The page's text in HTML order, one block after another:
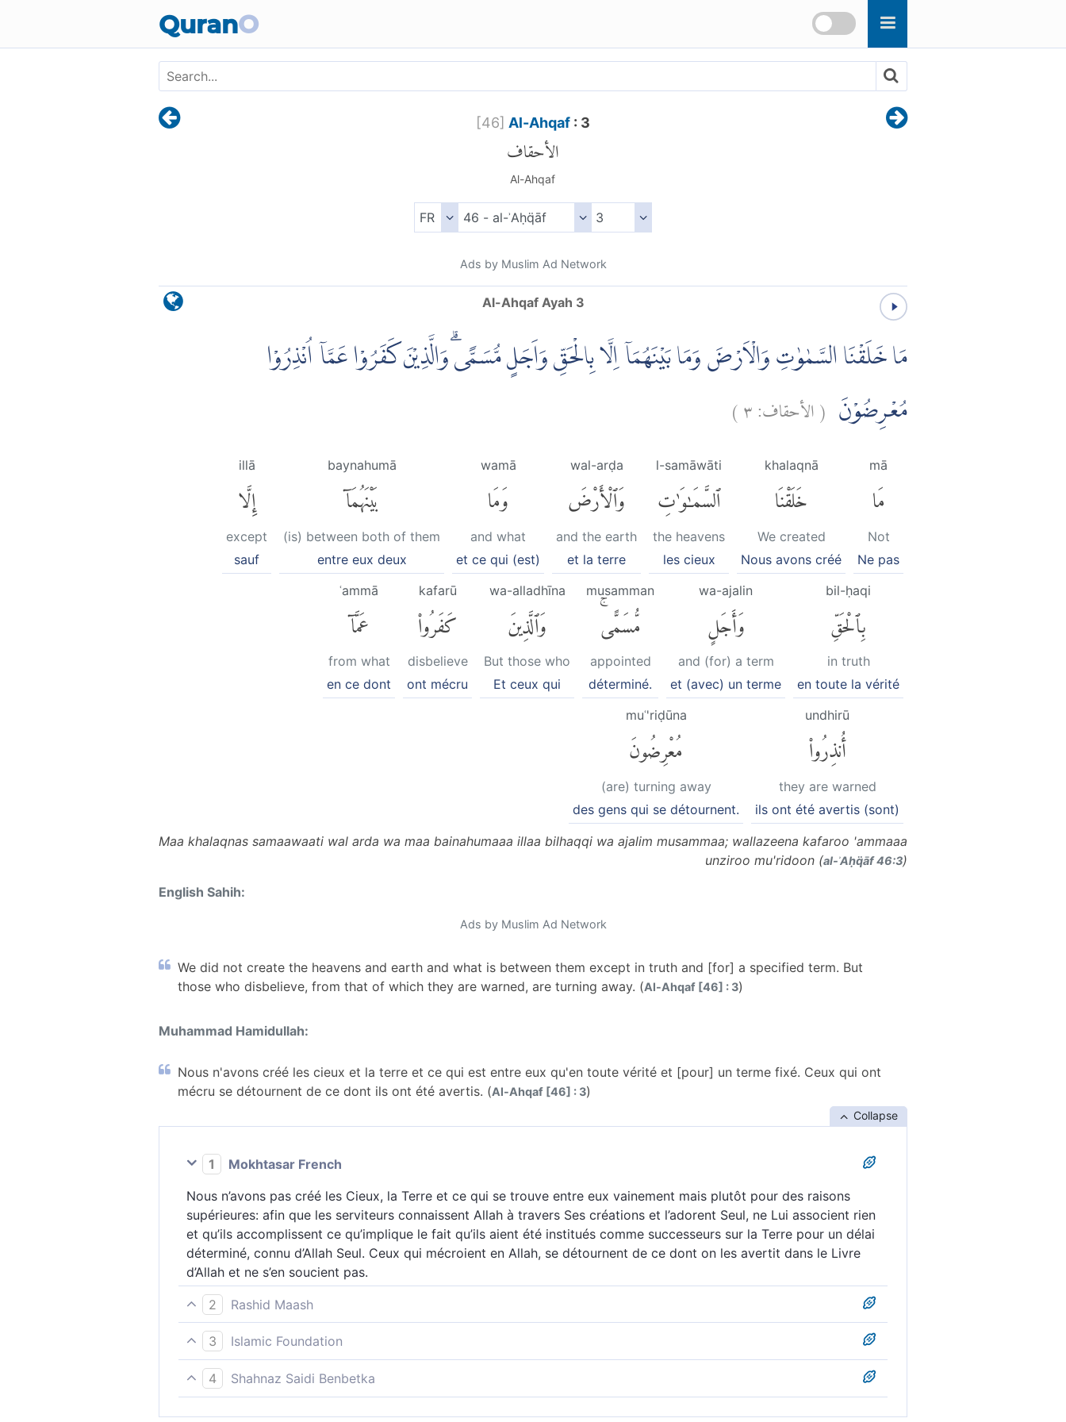
QuranO
[46] Al-Ahqaf: 3
الأحقاف
Al-Ahqaf
Ads by Muslim Ad Network
Al-Ahqaf Ayah 3
مَا خَلَقْنَا السَّمٰوٰتِ وَالْاَرْضَ وَمَا بَيْنَهُمَآ اِلَّا بِالْحَقِّ وَاَجَلٍ مُّسَمًّىۗ وَالَّذِيْنَ كَفَرُوْا عَمَّآ اُنْذِرُوْا
مُعْرِضُوْنَ (الأحقاف:٣)
mā
مَا
Not
Ne pas
khalaqnā
خَلَقْنَا
We created
Nous avons créé
l-samāwāti
ٱلسَّمَٰوَٰتِ
the heavens
les cieux
wal-arḍa
وَٱلْأَرْضَ
and the earth
et la terre
wamā
وَمَا
and what
et ce qui (est)
baynahumā
بَيْنَهُمَآ
(is) between both of them
entre eux deux
illā
إِلَّا
except
sauf
bil-ḥaqi
بِٱلْحَقِّ
in truth
en toute la vérité
wa-ajalin
وَأَجَلٍ
and (for) a term
et (avec) un terme
musamman
مُّسَمًّىۚ
appointed
déterminé.
wa-alladhīna
وَٱلَّذِينَ
But those who
Et ceux qui
kafarū
كَفَرُوا۟
disbelieve
ont mécru
ʿammā
عَمَّآ
from what
en ce dont
undhirū
أُنذِرُوا۟
they are warned
ils ont été avertis (sont)
muʿ'riḍūna
مُعْرِضُونَ
(are) turning away
des gens qui se détournent.
Maa khalaqnas samaawaati wal arda wa maa bainahumaaa illaa bilhaqqi wa ajalim musammaa; wallazeena kafaroo 'ammaaa
unziroo mu'ridoon (al-ʾAḥq̈āf 46:3)
English Sahih:
Ads by Muslim Ad Network
We did not create the heavens and earth and what is between them except in truth and [for] a specified term. But
those who disbelieve, from that of which they are warned, are turning away. (Al-Ahqaf [46] : 3)
Muhammad Hamidullah:
Nous n'avons créé les cieux et la terre et ce qui est entre eux qu'en toute vérité et [pour] un terme fixé. Ceux qui ont
mécru se détournent de ce dont ils ont été avertis. (Al-Ahqaf [46] : 3)
Collapse
1
Mokhtasar French
Nous n’avons pas créé les Cieux, la Terre et ce qui se trouve entre eux vainement mais plutôt pour des raisons
supérieures: afin que les serviteurs connaissent Allah à travers Ses créations et l’adorent Seul, ne Lui associent rien
et qu’ils accomplissent ce qu’implique le fait qu’ils aient été institués comme successeurs sur la Terre pour un délai
déterminé, connu d’Allah Seul. Ceux qui mécroient en Allah, se détournent de ce dont on les avertit dans le Livre
d’Allah et ne s’en soucient pas.
2
Rashid Maash
3 Nous n’avons créé les cieux, la terre et ce qui se trouve entre eux que pour une juste raison et un terme déjà fixé.
Les mécréants restent cependant sourds à Nos avertissements.
3
Islamic Foundation
Nous n’avons créé les cieux, la terre et ce qui est entre eux qu’en toute vérité et pour un terme déjà nommé. Mais
ceux qui ont mécru, bien qu’ayant été avertis, s’éloignent et se détournent
4
Shahnaz Saidi Benbetka